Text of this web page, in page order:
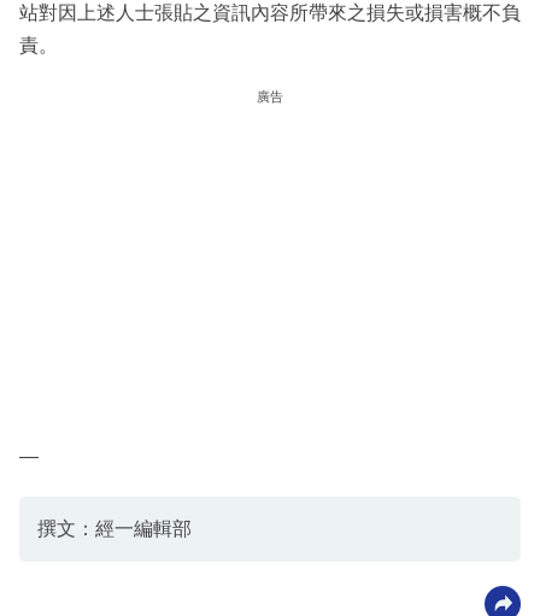
站對因上述人士張貼之資訊內容所帶來之損失或損害概不負
責。
廣告
—
撰文：經一編輯部